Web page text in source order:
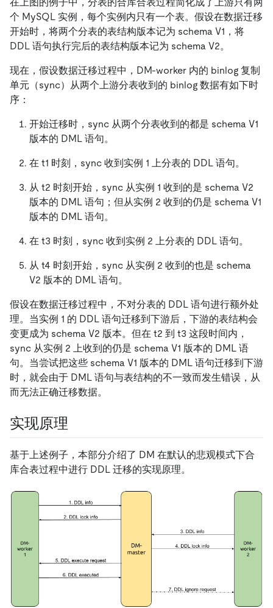
在上图的例子中，分表的合库合表过程简化成了上游只有两
个 MySQL 实例，每个实例内只有一个表。假设在数据迁移
开始时，将两个分表的表结构版本记为 schema V1，将
DDL 语句执行完后的表结构版本记为 schema V2。
现在，假设数据迁移过程中，DM-worker 内的 binlog 复制
单元（sync）从两个上游分表收到的 binlog 数据有如下时
序：
开始迁移时，sync 从两个分表收到的都是 schema V1
版本的 DML 语句。
在 t1 时刻，sync 收到实例 1 上分表的 DDL 语句。
从 t2 时刻开始，sync 从实例 1 收到的是 schema V2
版本的 DML 语句；但从实例 2 收到的仍是 schema V1
版本的 DML 语句。
在 t3 时刻，sync 收到实例 2 上分表的 DDL 语句。
从 t4 时刻开始，sync 从实例 2 收到的也是 schema
V2 版本的 DML 语句。
假设在数据迁移过程中，不对分表的 DDL 语句进行额外处
理。当实例 1 的 DDL 语句迁移到下游后，下游的表结构会
变更成为 schema V2 版本。但在 t2 到 t3 这段时间内，
sync 从实例 2 上收到的仍是 schema V1 版本的 DML 语
句。当尝试把这些 schema V1 版本的 DML 语句迁移到下游
时，就会由于 DML 语句与表结构的不一致而发生错误，从
而无法正确迁移数据。
实现原理
基于上述例子，本部分介绍了 DM 在默认的悲观模式下合
库合表过程中进行 DDL 迁移的实现原理。